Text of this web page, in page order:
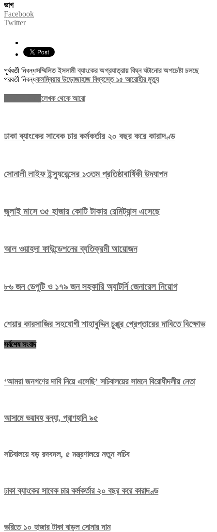
ভাগ
Facebook
Twitter
পূর্ববর্তী নিবন্ধসম্মিলিত ইসলামী ব্যাংকের অগ্রযাত্রায় বিঘ্ন ঘটানোর অপচেষ্টা চলছে
পরবর্তী নিবন্ধকলম্বিয়ায় উড়োজাহাজ বিধ্বস্তে ১৫ আরোহীর মৃত্যু
লেখক থেকে আরো
ঢাকা ব্যাংকের সাবেক চার কর্মকর্তার ২০ বছর করে কারাদণ্ড
সোনালী লাইফ ইন্স্যুরেন্সের ১৩তম প্রতিষ্ঠাবার্ষিকী উদযাপন
জুলাই মাসে ৩৫ হাজার কোটি টাকার রেমিট্যান্স এসেছে
আল ওয়াহদা ফাউন্ডেশনের ব্যতিক্রমী আয়োজন
৮৬ জন ডেপুটি ও ১৭৯ জন সহকারি অ্যাটর্নি জেনারেল নিয়োগ
শেয়ার কারসাজির সহযোগী শাহাবুদ্দিন চুপ্পুর গ্রেপ্তারের দাবিতে বিক্ষোভ
সর্বশেষ সংবাদ
‘আমরা জনগণের দাবি নিয়ে এসেছি’ সচিবালয়ের সামনে বিরোধীদলীয় নেতা
আসামে ভয়াবহ বন্যা, প্রাণহানি ৯৫
সচিবালয়ে বড় রদবদল, ৫ মন্ত্রণালয়ে নতুন সচিব
ঢাকা ব্যাংকের সাবেক চার কর্মকর্তার ২০ বছর করে কারাদণ্ড
ভরিতে ১০ হাজার টাকা বাড়ল সোনার দাম